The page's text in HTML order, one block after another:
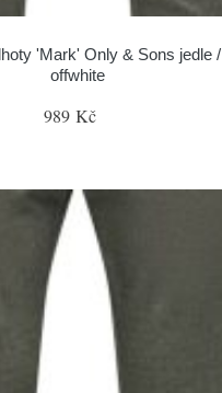
'Mark' Only & Sons jedle /
offwhite
989 Kč